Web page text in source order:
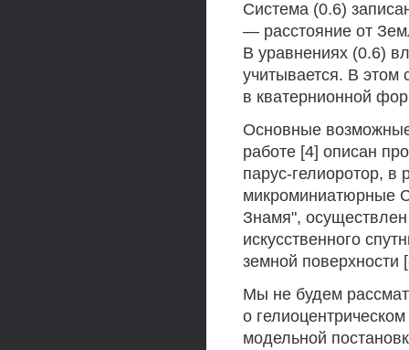
Система (0.6)
— расстояние от
В уравнениях (0.6)
учитывается. В этом
в кватернионной
Основные
работе [4] описан
парус-гелиоротор,
микроминиатюрные
Знамя",
искусственного
земной поверхности
Мы не будем
о
модельной